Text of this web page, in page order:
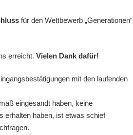
für den Wettbewerb „Generationen“
erreicht. Vielen Dank dafür!
mit den laufenden
eingesandt haben, keine
erhalten haben, ist etwas schief